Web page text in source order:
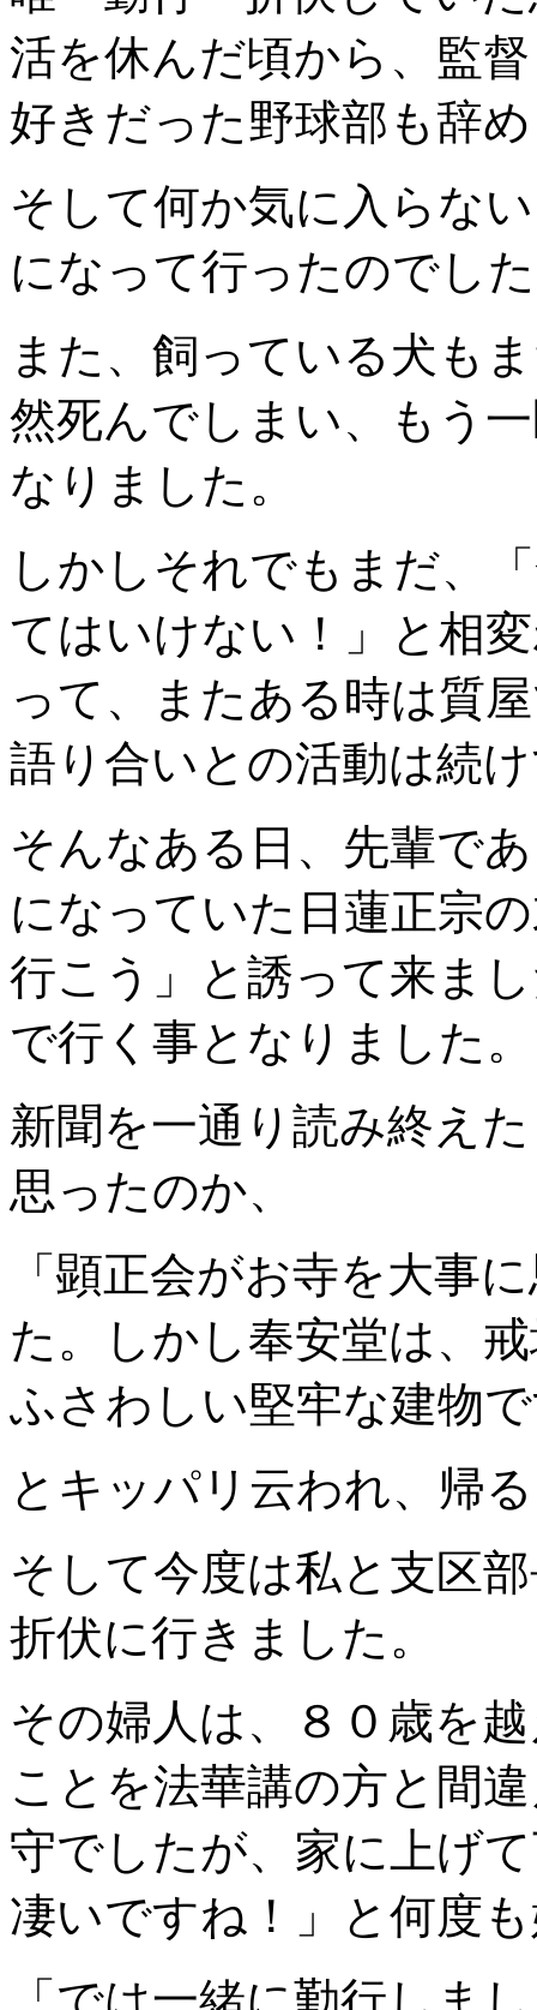
活を休んだ頃から、監
好きだった野球部も辞
そして何か気に入らな
になって行ったのでし
また、飼っている犬も
然死んでしまい、もう
なりました。
しかしそれでもまだ、
てはいけない！」と相
って、またある時は質
語り合いとの活動は続
そんなある日、先輩で
になっていた日蓮正宗
行こう」と誘って来ま
で行く事となりました。
新聞を一通り読み終え
思ったのか、
「顕正会がお寺を大事
た。しかし奉安堂は、
ふさわしい堅牢な建物
とキッパリ云われ、帰
そして今度は私と支区
折伏に行きました。
その婦人は、８０歳を
ことを法華講の方と間
守でしたが、家に上げ
凄いですね！」と何度